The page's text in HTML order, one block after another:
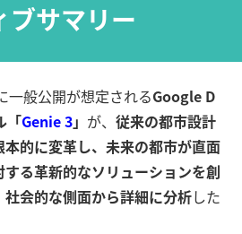
ブサマリー
一般公開が想定されるGoogle D
「Genie 3」 が、 従来の都市設計
的に変革し、未来の都市が直面
る革新的なソリューションを創
会的な側面から詳細に分析した